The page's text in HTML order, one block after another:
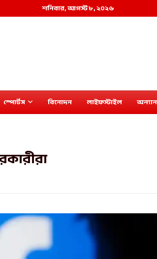
শনিবার, আগস্ট ৮, ২০২৬
স্পোর্টস বিনোদন লাইফস্টাইল